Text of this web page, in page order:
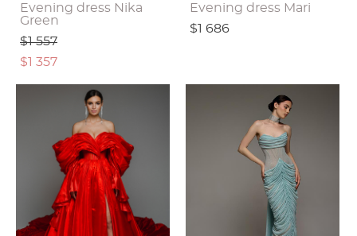
Evening dress Nika
Green
$1 557
$1 357
Evening dress Mari
$1 686